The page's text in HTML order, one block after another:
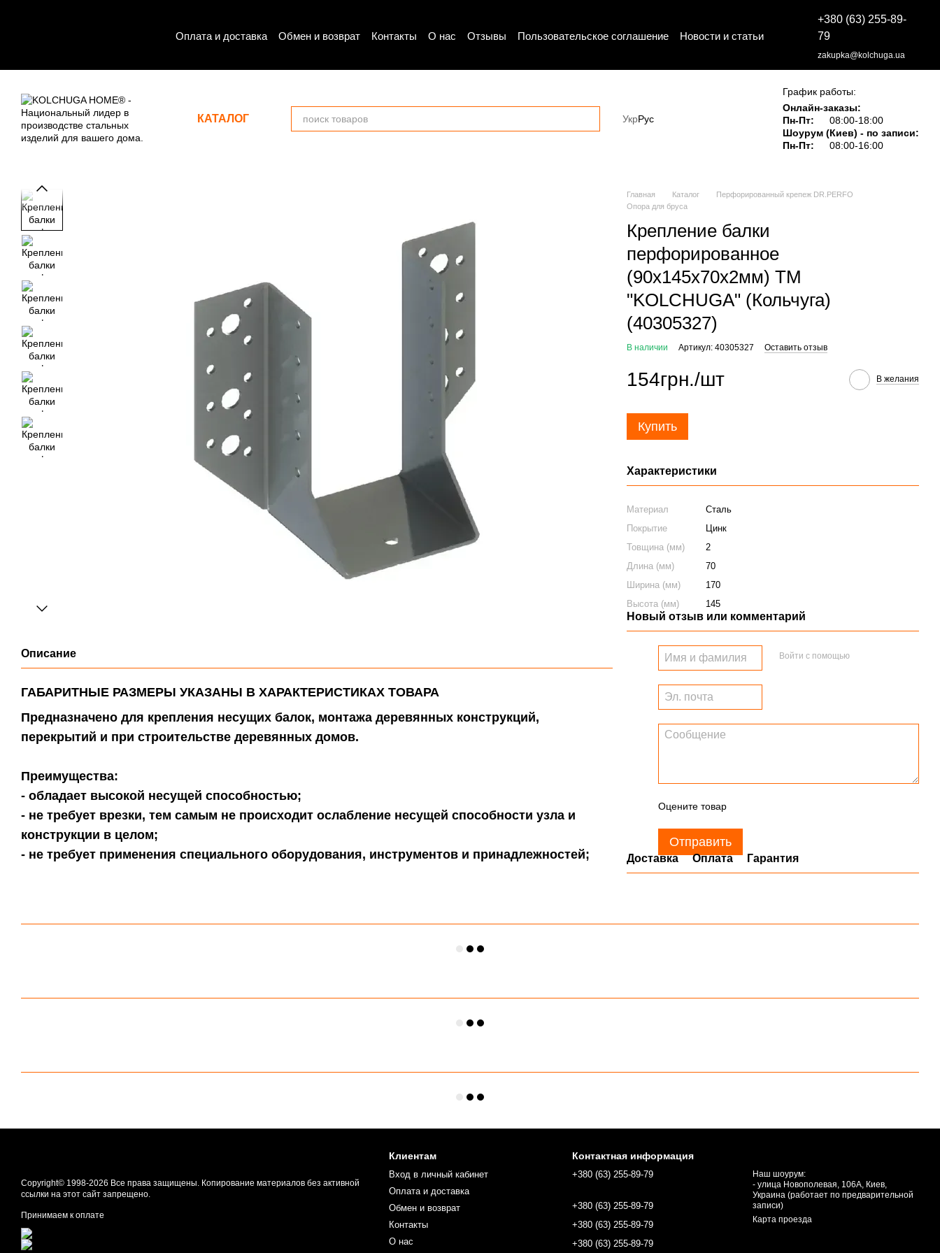
Оплата и доставка Обмен и возврат Контакты О нас Отзывы Пользовательское соглашение Новости и статьи
+380 (63) 255-89-
79
zakupka@kolchuga.ua
КАТАЛОГ УкрРус
График работы:
Онлайн-заказы:
Пн-Пт:
08:00-18:00
Шоурум (Киев) - по записи:
Пн-Пт:
08:00-16:00
Описание
ГАБАРИТНЫЕ РАЗМЕРЫ УКАЗАНЫ В ХАРАКТЕРИСТИКАХ ТОВАРА
Предназначено для крепления несущих балок, монтажа деревянных конструкций,
перекрытий и при строительстве деревянных домов.
Преимущества:
- обладает высокой несущей способностью;
- не требует врезки, тем самым не происходит ослабление несущей способности узла и
конструкции в целом;
- не требует применения специального оборудования, инструментов и принадлежностей;
Главная Каталог
Перфорированный крепеж DR.PERFO
Опора для бруса
Крепление балки
перфорированное
(90х145х70х2мм) ТМ
"KOLCHUGA" (Кольчуга)
(40305327)
В наличии Артикул: 40305327 Оставить отзыв
154грн./шт В желания
Купить
Характеристики
Материал
Сталь
Покрытие
Цинк
Товщина (мм)
2
Длина (мм)
70
Ширина (мм)
170
Высота (мм)
145
Новый отзыв или комментарий
Войти с помощью
Оцените товар
Отправить
Доставка Оплата Гарантия
Copyright© 1998-2026 Все права защищены. Копирование материалов без активной
ссылки на этот сайт запрещено.
Принимаем к оплате
Клиентам
Вход в личный кабинет
Оплата и доставка
Обмен и возврат
Контакты
О нас
Контактная информация
+380 (63) 255-89-79
+380 (63) 255-89-79
+380 (63) 255-89-79
+380 (63) 255-89-79
Наш шоурум:
- улица Новополевая, 106А, Киев,
Украина (работает по предварительной
записи)
Карта проезда